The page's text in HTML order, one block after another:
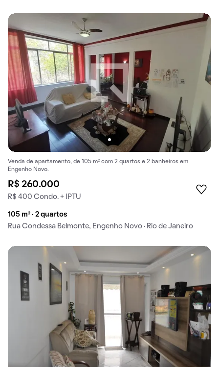
Venda de apartamento, de 105 m² com 2 quartos e 2 banheiros em
Engenho Novo.
R$ 260.000
R$ 400 Condo. + IPTU
105 m² · 2 quartos
Rua Condessa Belmonte, Engenho Novo · Rio de Janeiro